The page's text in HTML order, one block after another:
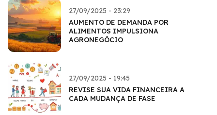
27/09/2025 - 23:29
AUMENTO DE DEMANDA POR
ALIMENTOS IMPULSIONA
AGRONEGÓCIO
27/09/2025 - 19:45
REVISE SUA VIDA FINANCEIRA A
CADA MUDANÇA DE FASE